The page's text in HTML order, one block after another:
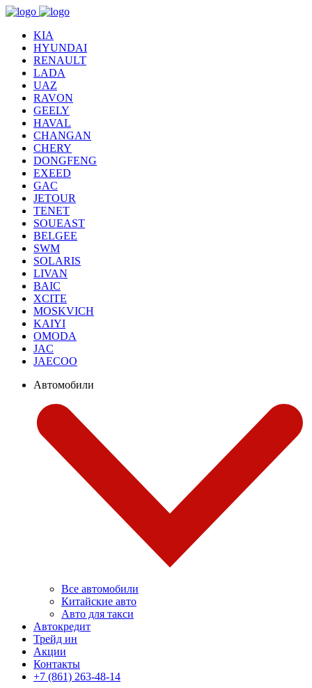
KIA
HYUNDAI
RENAULT
LADA
UAZ
RAVON
GEELY
HAVAL
CHANGAN
CHERY
DONGFENG
EXEED
GAC
JETOUR
TENET
SOUEAST
BELGEE
SWM
SOLARIS
LIVAN
BAIC
XCITE
MOSKVICH
KAIYI
OMODA
JAC
JAECOO
Автомобили
Все автомобили
Китайские авто
Авто для такси
Автокредит
Трейд ин
Акции
Контакты
+7 (861) 263-48-14